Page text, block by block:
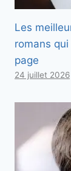
Les
romans
page
24 juillet 2026